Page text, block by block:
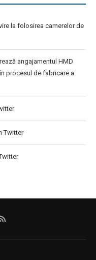
la folosirea camerelor de
angajamentul HMD
procesul de fabricare a
Twitter